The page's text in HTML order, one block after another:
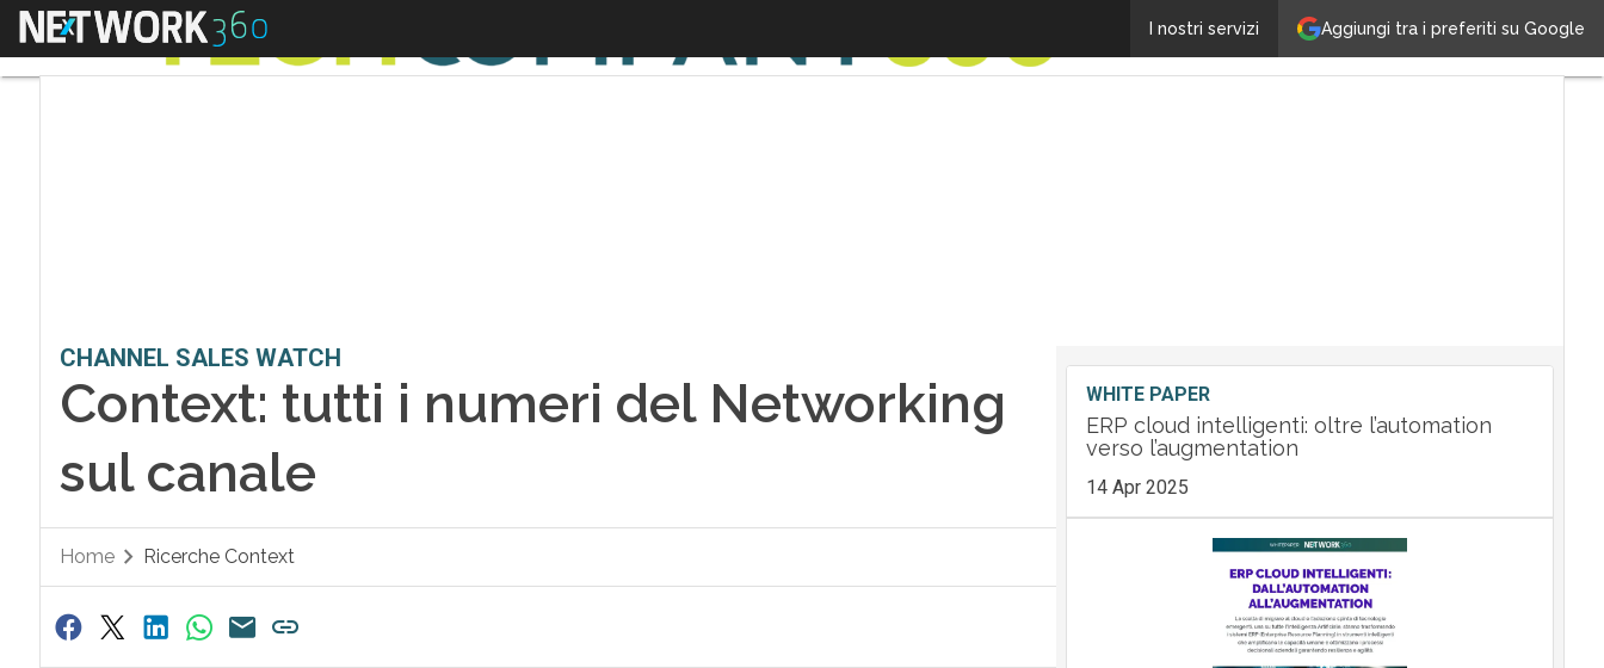
Aggiungi tra i preferiti su Google
I nostri servizi
Menu Context: tutti i numeri del Networking sul canaleUltimi
articoli
Tech
CHANNEL SALES WATCH
Context: tutti i numeri del Networking
sul canale
Home Ricerche Context
WHITE PAPER
ERP cloud intelligenti: oltre l’automation
verso l’augmentation
14 Apr 2025